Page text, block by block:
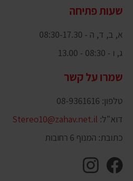
שעות פתיחה
א, ב, ד, ה - 08:30-17.30
ג, ו - 08:30 - 13.00
שמרו על קשר
טלפון: 08-9361616
דוא"ל: Stereo10@zahav.net.il
כתובת: המנוף 6 רחובות